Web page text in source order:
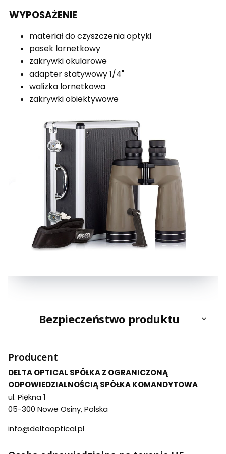
WYPOSAŻENIE
materiał do czyszczenia optyki
pasek lornetkowy
zakrywki okularowe
adapter statywowy 1/4"
walizka lornetkowa
zakrywki obiektywowe
Bezpieczeństwo produktu
Producent
DELTA OPTICAL SPÓŁKA Z OGRANICZONĄ
ODPOWIEDZIALNOŚCIĄ SPÓŁKA KOMANDYTOWA
ul. Piękna 1
05-300 Nowe Osiny, Polska
info@deltaoptical.pl